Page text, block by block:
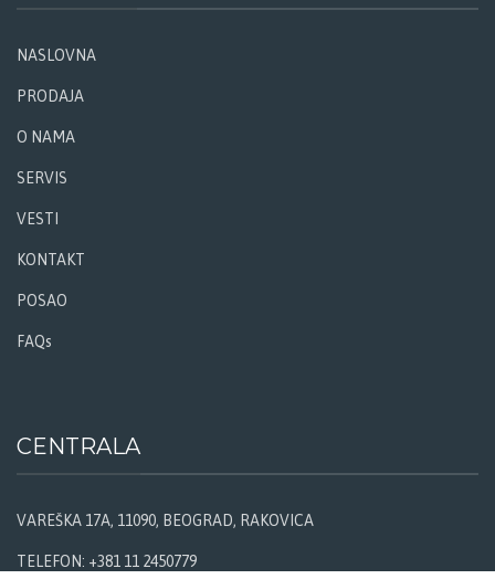
NASLOVNA
PRODAJA
O NAMA
SERVIS
VESTI
KONTAKT
POSAO
FAQs
CENTRALA
VAREŠKA 17A, 11090, BEOGRAD, RAKOVICA
TELEFON: +381 11 2450779